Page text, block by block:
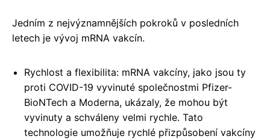
Jedním z nejvýznamnějších pokroků v posledních
letech je vývoj mRNA vakcín.
Rychlost a flexibilita: mRNA vakcíny, jako jsou ty
proti COVID-19 vyvinuté společnostmi Pfizer-
BioNTech a Moderna, ukázaly, že mohou být
vyvinuty a schváleny velmi rychle. Tato
technologie umožňuje rychlé přizpůsobení vakcíny